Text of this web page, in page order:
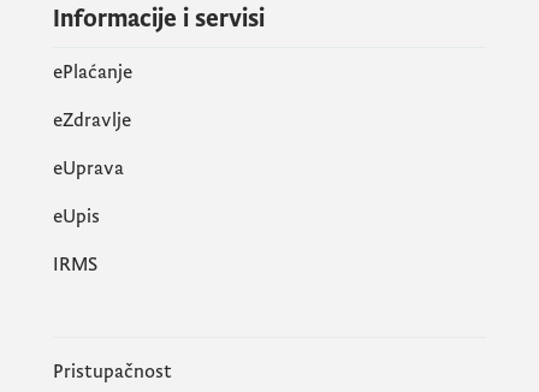
Informacije i servisi
ePlaćanje
eZdravlje
eUprava
еUpis
IRMS
Pristupačnost